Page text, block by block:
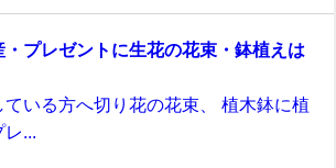
・プレゼントに生花の花束・鉢植えは
いる方へ切り花の花束、 植木鉢に植
レ...